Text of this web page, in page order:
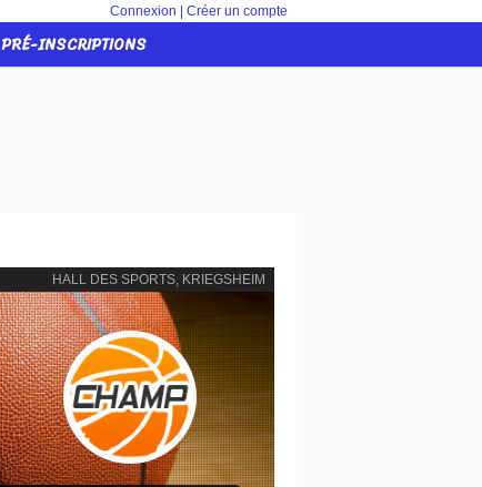
Connexion Créer un compte
PRÉ-INSCRIPTIONS
HALL DES SPORTS, KRIEGSHEIM